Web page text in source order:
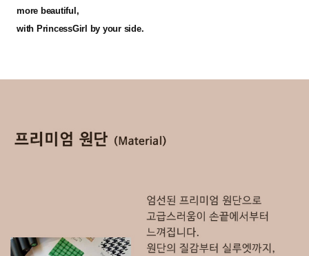
more beautiful,
with PrincessGirl by your side.